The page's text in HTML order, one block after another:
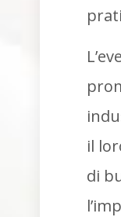
il
di